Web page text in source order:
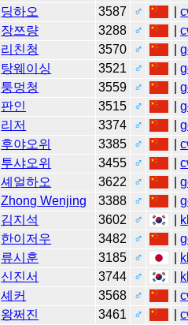
딩하오 3587 ♂ |
장쯔량 3288 ♂ |
리친청 3570 ♂ |
탕웨이싱 3521 ♂ |
퉁멍청 3559 ♂ |
판인 3515 ♂ |
리저 3374 ♂ |
후야오위 3385 ♂ |
투샤오위 3455 ♂ |
셰얼하오 3622 ♂ |
Zhong Wenjing 3388 ♂ |
김지석 3602 ♂
한이저우 3482 ♂ |
류시훈 3185 ♂
신진서 3744 ♂
셰커 3568 ♂ |
왕쩌진 3461 ♂ |